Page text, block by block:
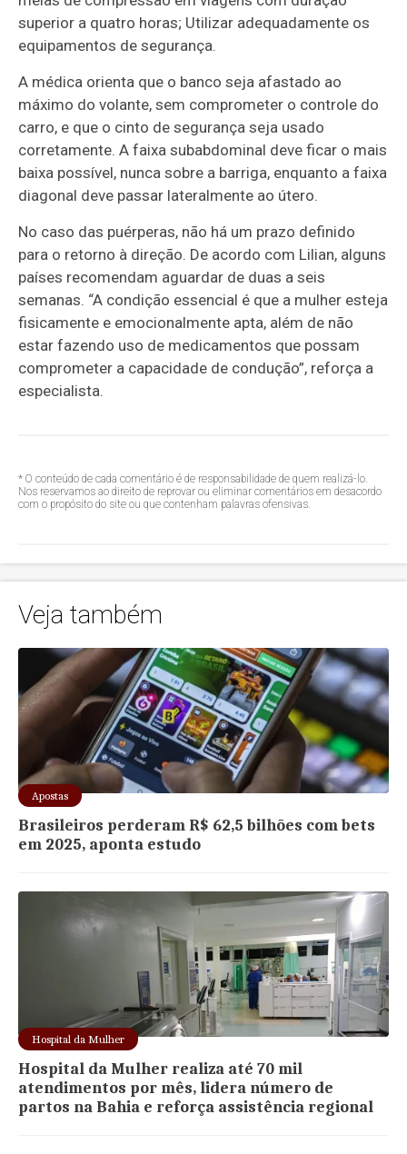
superior a quatro horas; Utilizar adequadamente os
equipamentos de segurança.
A médica orienta que o banco seja afastado ao
máximo do volante, sem comprometer o controle do
carro, e que o cinto de segurança seja usado
corretamente. A faixa subabdominal deve ficar o mais
baixa possível, nunca sobre a barriga, enquanto a faixa
diagonal deve passar lateralmente ao útero.
No caso das puérperas, não há um prazo definido
para o retorno à direção. De acordo com Lilian, alguns
países recomendam aguardar de duas a seis
semanas. “A condição essencial é que a mulher esteja
fisicamente e emocionalmente apta, além de não
estar fazendo uso de medicamentos que possam
comprometer a capacidade de condução”, reforça a
especialista.
* O conteúdo de cada comentário é de responsabilidade de quem realizá-lo.
Nos reservamos ao direito de reprovar ou eliminar comentários em desacordo
com o propósito do site ou que contenham palavras ofensivas.
Veja também
Apostas
Brasileiros perderam R$ 62,5 bilhões com bets
em 2025, aponta estudo
Hospital da Mulher
Hospital da Mulher realiza até 70 mil
atendimentos por mês, lidera número de
partos na Bahia e reforça assistência regional